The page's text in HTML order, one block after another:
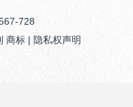
728
商标 | 隐私权声明